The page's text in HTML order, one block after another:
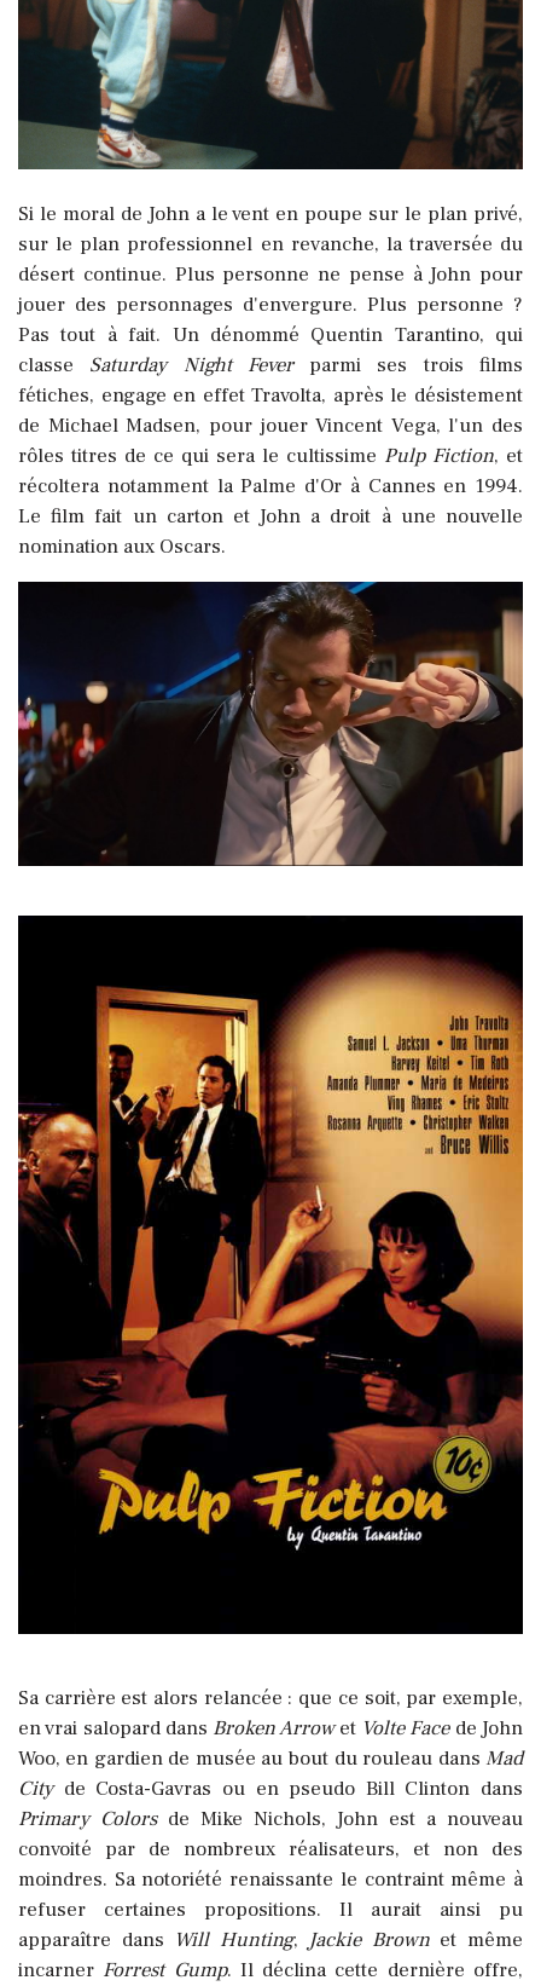
Si le moral de John a le vent en poupe sur le plan privé,
sur le plan professionnel en revanche, la traversée du
désert continue. Plus personne ne pense à John pour
jouer des personnages d'envergure. Plus personne ?
Pas tout à fait. Un dénommé Quentin Tarantino, qui
classe Saturday Night Feverparmi ses trois films
fétiches, engage en effet Travolta, après le désistement
de Michael Madsen, pour jouer Vincent Vega, l'un des
rôles titres de ce qui sera le cultissime Pulp Fiction, et
récoltera notamment la Palme d'Or à Cannes en 1994.
Le film fait un carton et John a droit à une nouvelle
nomination aux Oscars.
Sa carrière est alors relancée : que ce soit, par exemple,
en vrai salopard dans Broken Arrowet Volte Facede John
Woo, en gardien de musée au bout du rouleau dans Mad
Cityde Costa-Gavras ou en pseudo Bill Clinton dans
Primary Colorsde Mike Nichols, John est a nouveau
convoité par de nombreux réalisateurs, et non des
moindres. Sa notoriété renaissante le contraint même à
refuser certaines propositions. Il aurait ainsi pu
apparaître dans Will Hunting, Jackie Brownet même
incarner Forrest Gump. Il déclina cette dernière offre,